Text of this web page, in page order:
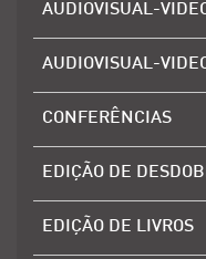
AUDIOVISUAL-
AUDIOVISUAL-
CONFERÊNCIAS
EDIÇÃO DE
EDIÇÃO DE LIVROS